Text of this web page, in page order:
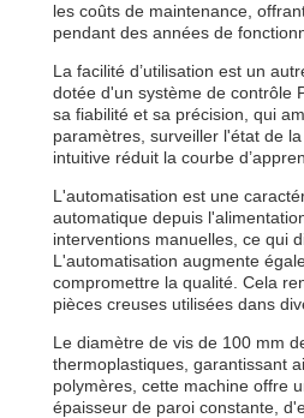
les coûts de maintenance,
pendant des années de
La facilité d’utilisation est un
dotée d'un système de contrôle
sa fiabilité et sa précision, qui
paramètres, surveiller l'état de
intuitive réduit la courbe
L'automatisation est une
automatique depuis
interventions manuelles, ce qui
L'automatisation augmente
compromettre la qualité. Cela
pièces creuses utilisées dans
Le diamètre de vis de 100 mm
thermoplastiques, garantissant
polymères, cette machine offre
épaisseur de paroi constante,